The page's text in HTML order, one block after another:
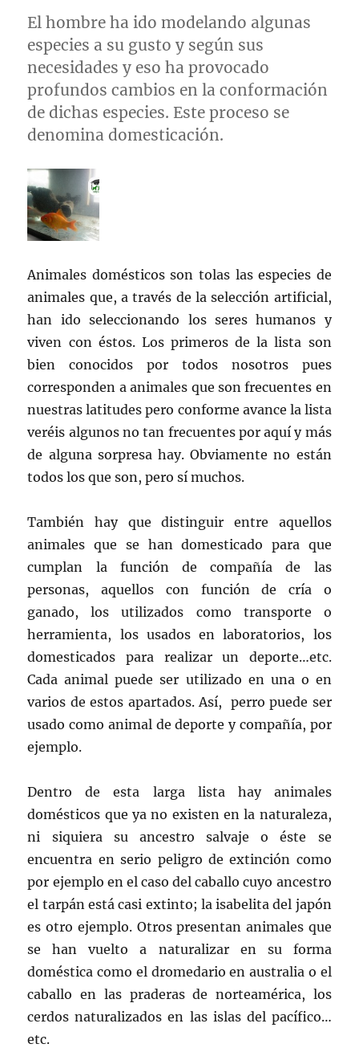
El hombre ha ido modelando algunas
especies a su gusto y según sus
necesidades y eso ha provocado
profundos cambios en la conformación
de dichas especies. Este proceso se
denomina domesticación.
Animales domésticos son tolas las especies de
animales que, a través de la selección artificial,
han ido seleccionando los seres humanos y
viven con éstos. Los primeros de la lista son
bien conocidos por todos nosotros pues
corresponden a animales que son frecuentes en
nuestras latitudes pero conforme avance la lista
veréis algunos no tan frecuentes por aquí y más
de alguna sorpresa hay. Obviamente no están
todos los que son, pero sí muchos.
También hay que distinguir entre aquellos
animales que se han domesticado para que
cumplan la función de compañía de las
personas, aquellos con función de cría o
ganado, los utilizados como transporte o
herramienta, los usados en laboratorios, los
domesticados para realizar un deporte…etc.
Cada animal puede ser utilizado en una o en
varios de estos apartados. Así, perro puede ser
usado como animal de deporte y compañía, por
ejemplo.
Dentro de esta larga lista hay animales
domésticos que ya no existen en la naturaleza,
ni siquiera su ancestro salvaje o éste se
encuentra en serio peligro de extinción como
por ejemplo en el caso del caballo cuyo ancestro
el tarpán está casi extinto; la isabelita del japón
es otro ejemplo. Otros presentan animales que
se han vuelto a naturalizar en su forma
doméstica como el dromedario en australia o el
caballo en las praderas de norteamérica, los
cerdos naturalizados en las islas del pacífico…
etc.